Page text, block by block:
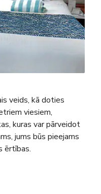
veids, kā doties
viesiem,
kuras var pārveidot
jums būs pieejams
ērtības.